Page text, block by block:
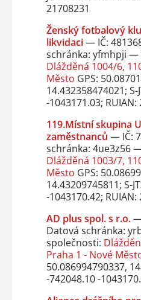
21708231
Ženský fotbalový
likvidaci— IČ:
schránka: yfmhpji —
Dlážděná 1004/6,
Město GPS:
14.432358474021; S-
-1043171.03; RUIAN:
119.Místní skupina
zaměstnanců — IČ:
schránka: 4ue3z56
Dlážděná 1003/7,
Město GPS:
14.43209745811; S-
-1043170.42; RUIAN:
AD plus spol. s r.o.
Datová schránka:
společnosti:
Praha 1 - Nové
50.086994790337,
-742048.10 -